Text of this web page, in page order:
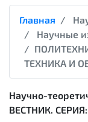
Главная
Научные
ТЕХНИКА И
Научно-
ВЕСТНИК.